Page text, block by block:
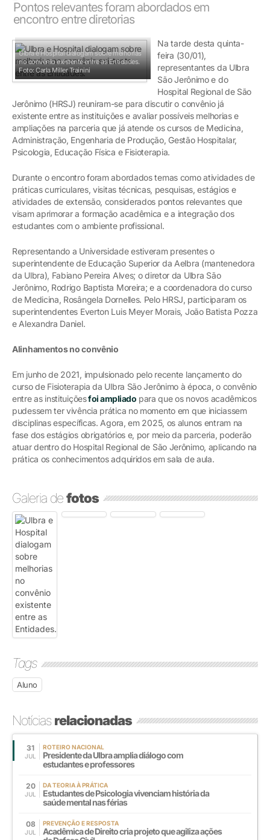
Pontos relevantes foram abordados em
encontro entre diretorias
Ulbra e Hospital dialogam sobre melhorias
no convênio existente entre as Entidades.
Foto: Carla Miller Trainini
Na tarde desta quinta-
feira (30/01),
representantes da Ulbra
São Jerônimo e do
Hospital Regional de São
Jerônimo (HRSJ) reuniram-se para discutir o convênio já
existente entre as instituições e avaliar possíveis melhorias e
ampliações na parceria que já atende os cursos de Medicina,
Administração, Engenharia de Produção, Gestão Hospitalar,
Psicologia, Educação Física e Fisioterapia.
Durante o encontro foram abordados temas como atividades de
práticas curriculares, visitas técnicas, pesquisas, estágios e
atividades de extensão, considerados pontos relevantes que
visam aprimorar a formação acadêmica e a integração dos
estudantes com o ambiente profissional.
Representando a Universidade estiveram presentes o
superintendente de Educação Superior da Aelbra (mantenedora
da Ulbra), Fabiano Pereira Alves; o diretor da Ulbra São
Jerônimo, Rodrigo Baptista Moreira; e a coordenadora do curso
de Medicina, Rosângela Dornelles. Pelo HRSJ, participaram os
superintendentes Everton Luis Meyer Morais, João Batista Pozza
e Alexandra Daniel.
Alinhamentos no convênio
Em junho de 2021, impulsionado pelo recente lançamento do
curso de Fisioterapia da Ulbra São Jerônimo à época, o convênio
entre as instituiçõesfoi ampliado para que os novos acadêmicos
pudessem ter vivência prática no momento em que iniciassem
disciplinas específicas. Agora, em 2025, os alunos entram na
fase dos estágios obrigatórios e, por meio da parceria, poderão
atuar dentro do Hospital Regional de São Jerônimo, aplicando na
prática os conhecimentos adquiridos em sala de aula.
Galeria defotos
Tags
Aluno
Notíciasrelacionadas
31
JUL
ROTEIRO NACIONAL
Presidente da Ulbra amplia diálogo com
estudantes e professores
20
JUL
DA TEORIA À PRÁTICA
Estudantes de Psicologia vivenciam história da
saúde mental nas férias
08
JUL
PREVENÇÃO E RESPOSTA
Acadêmica de Direito cria projeto que agiliza ações